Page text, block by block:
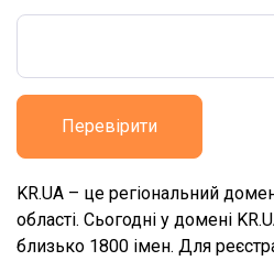
Перевірити
KR.UA – це регіональний
області. Сьогодні у домені
близько 1800 імен. Для